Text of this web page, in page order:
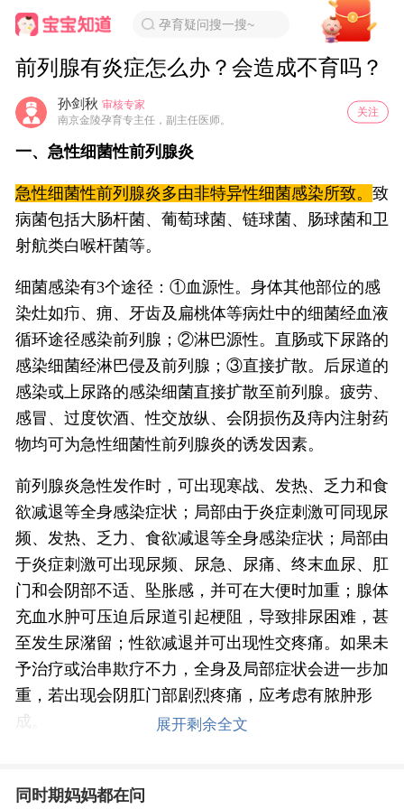
孕育疑问搜一搜~
前列腺有炎症怎么办？会造成不育吗？
孙剑秋 审核专家
南京金陵孕育专主任，副主任医师。
关注
一、急性细菌性前列腺炎
急性细菌性前列腺炎多由非特异性细菌感染所致。 致
病菌包括大肠杆菌、葡萄球菌、链球菌、肠球菌和卫
射航类白喉杆菌等。
细菌感染有3个途径：①血源性。身体其他部位的感
染灶如疖、痈、牙齿及扁桃体等病灶中的细菌经血液
循环途径感染前列腺；②淋巴源性。直肠或下尿路的
感染细菌经淋巴侵及前列腺；③直接扩散。后尿道的
感染或上尿路的感染细菌直接扩散至前列腺。疲劳、
感冒、过度饮酒、性交放纵、会阴损伤及痔内注射药
物均可为急性细菌性前列腺炎的诱发因素。
前列腺炎急性发作时，可出现寒战、发热、乏力和食
欲减退等全身感染症状；局部由于炎症刺激可同现尿
频、发热、乏力、食欲减退等全身感染症状；局部由
于炎症刺激可出现尿频、尿急、尿痛、终末血尿、肛
门和会阴部不适、坠胀感，并可在大便时加重；腺体
充血水肿可压迫后尿道引起梗阻，导致排尿困难，甚
至发生尿潴留；性欲减退并可出现性交疼痛。如果未
予治疗或治串欺疗不力，全身及局部症状会进一步加
重，若出现会阴肛门部剧烈疼痛，应考虑有脓肿形
成。
明显、局部发热、整个或部分腺体坚韧不规则。在急
展开剩余全文
同时期妈妈都在问